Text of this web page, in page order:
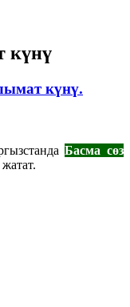
күнү
күнү.
Басма сөз